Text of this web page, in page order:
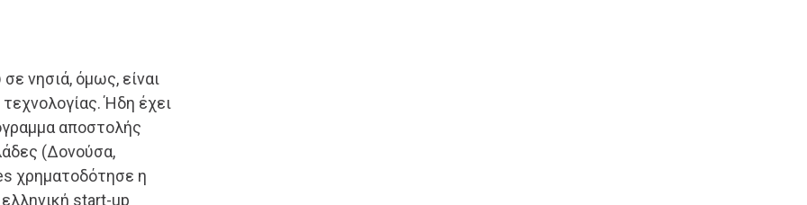
νησιά, όμως, είναι
Ήδη έχει
αποστολής
(Δονούσα,
χρηματοδότησε η
start-up